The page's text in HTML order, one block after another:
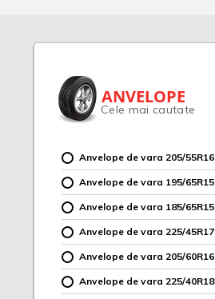
ANVELOPE
Cele mai cautate
Anvelope de vara 205/55R16
Anvelope de vara 195/65R15
Anvelope de vara 185/65R15
Anvelope de vara 225/45R17
Anvelope de vara 205/60R16
Anvelope de vara 225/40R18